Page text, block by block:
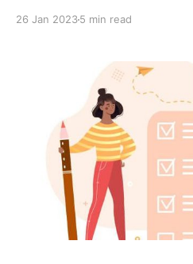
pubblico di un evento non
nostra piattaforma di
26 Jan 20235 min read